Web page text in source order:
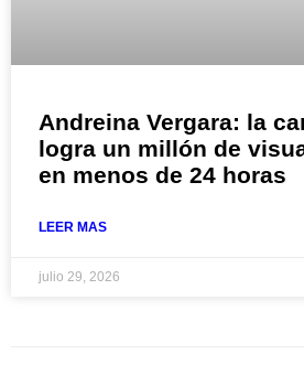
Andreina Vergara: la
logra un millón de
en menos de 24 horas
LEER MAS
julio 29, 2026